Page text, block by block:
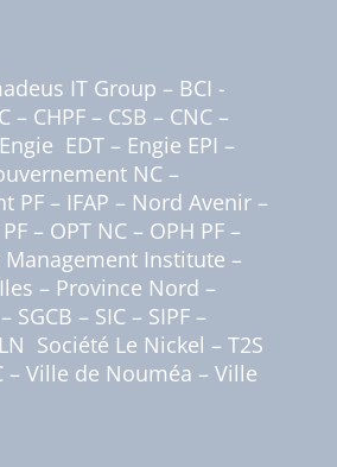
IT Group – BCI -
– CHPF – CSB – CNC –
Engie EDT – Engie EPI –
NC –
PF – IFAP – Nord Avenir –
– OPTNC – OPH PF –
Management Institute –
– Province Nord –
SGCB – SIC – SIPF –
Société Le Nickel – T2S
– Ville de Nouméa – Ville